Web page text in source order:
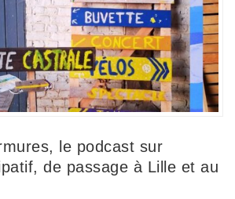
le podcast sur
de passage à Lille et au